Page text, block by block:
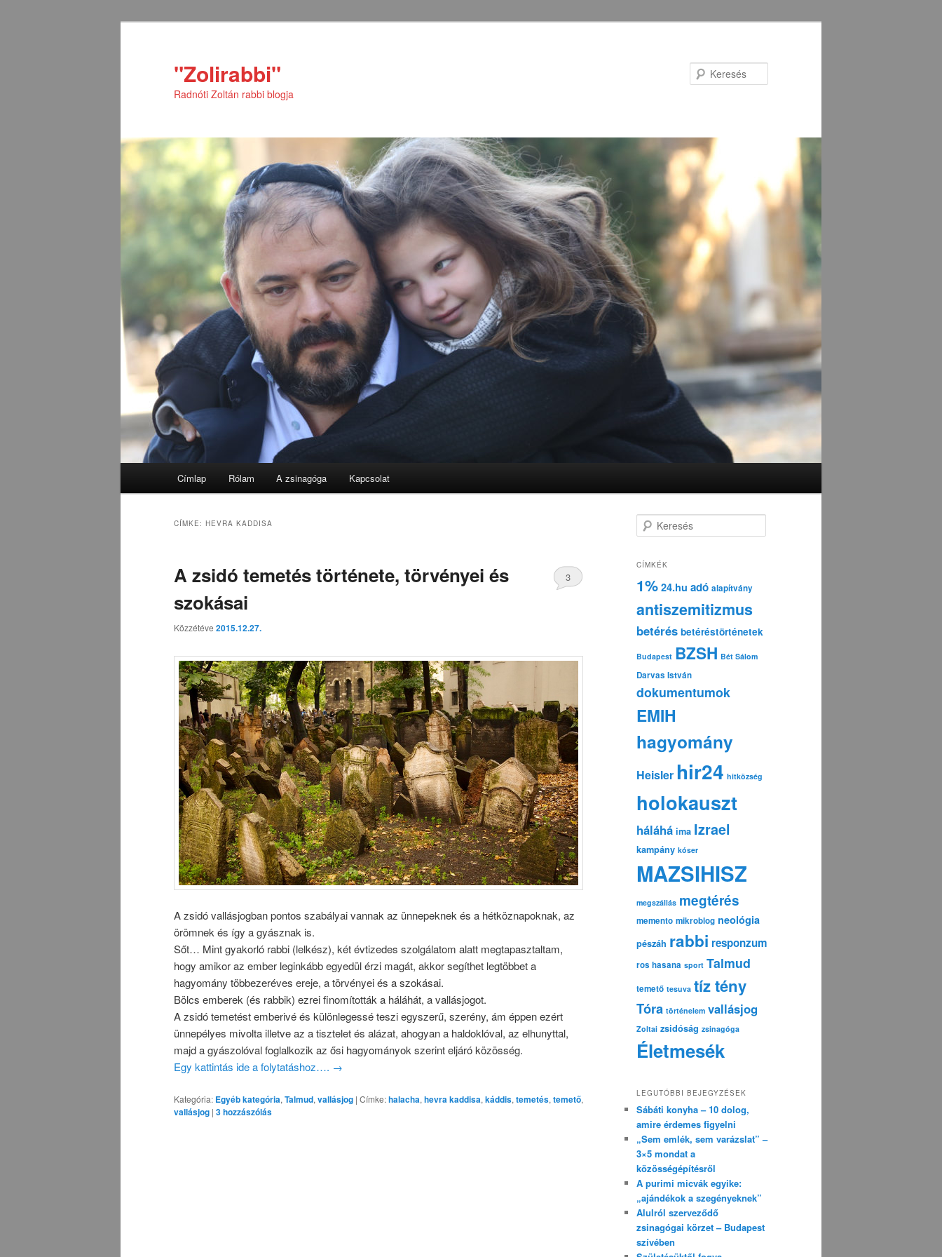
"Zolirabbi"
Radnóti Zoltán rabbi blogja
Címlap Rólam A zsinagóga Kapcsolat
CÍMKE: HEVRA KADDISA
A zsidó temetés története, törvényei és
szokásai
Közzétéve 2015.12.27.
3
A zsidó vallásjogban pontos szabályai vannak az ünnepeknek és a hétköznapoknak, az
örömnek és így a gyásznak is.
Sőt… Mint gyakorló rabbi (lelkész), két évtizedes szolgálatom alatt megtapasztaltam,
hogy amikor az ember leginkább egyedül érzi magát, akkor segíthet legtöbbet a
hagyomány többezeréves ereje, a törvényei és a szokásai.
Bölcs emberek (és rabbik) ezrei finomították a háláhát, a vallásjogot.
A zsidó temetést emberivé és különlegessé teszi egyszerű, szerény, ám éppen ezért
ünnepélyes mivolta illetve az a tisztelet és alázat, ahogyan a haldoklóval, az elhunyttal,
majd a gyászolóval foglalkozik az ősi hagyományok szerint eljáró közösség.
Egy kattintás ide a folytatáshoz…. →
Kategória: Egyéb kategória, Talmud, vallásjog | Címke:halacha, hevra kaddisa, káddis, temetés, temető,
vallásjog | 3hozzászólás
e
e
é
CÍMKÉK
1% 24.hu adó alapítvány
antiszemitizmus
betérés betéréstörténetek
Budapest BZSH Bét Sálom
Darvas István
dokumentumok
EMIH
hagyomány
Heisler hir24 hitközség
holokauszt
háláhá ima Izrael
kampány kóser
MAZSIHISZ
megszállás megtérés
memento mikroblog neológia
pészáh rabbi responzum
ros hasana sport Talmud
temető tesuva tíz tény
Tóra történelem vallásjog
Zoltai zsidóság zsinagóga
Életmesék
LEGUTÓBBI BEJEGYZÉSEK
Sábáti konyha – 10 dolog,
amire érdemes figyelni
„Sem emlék, sem varázslat” –
3×5 mondat a
közösségépítésről
A purimi micvák egyike:
„ajándékok a szegényeknek”
Alulról szerveződő
zsinagógai körzet – Budapest
szívében